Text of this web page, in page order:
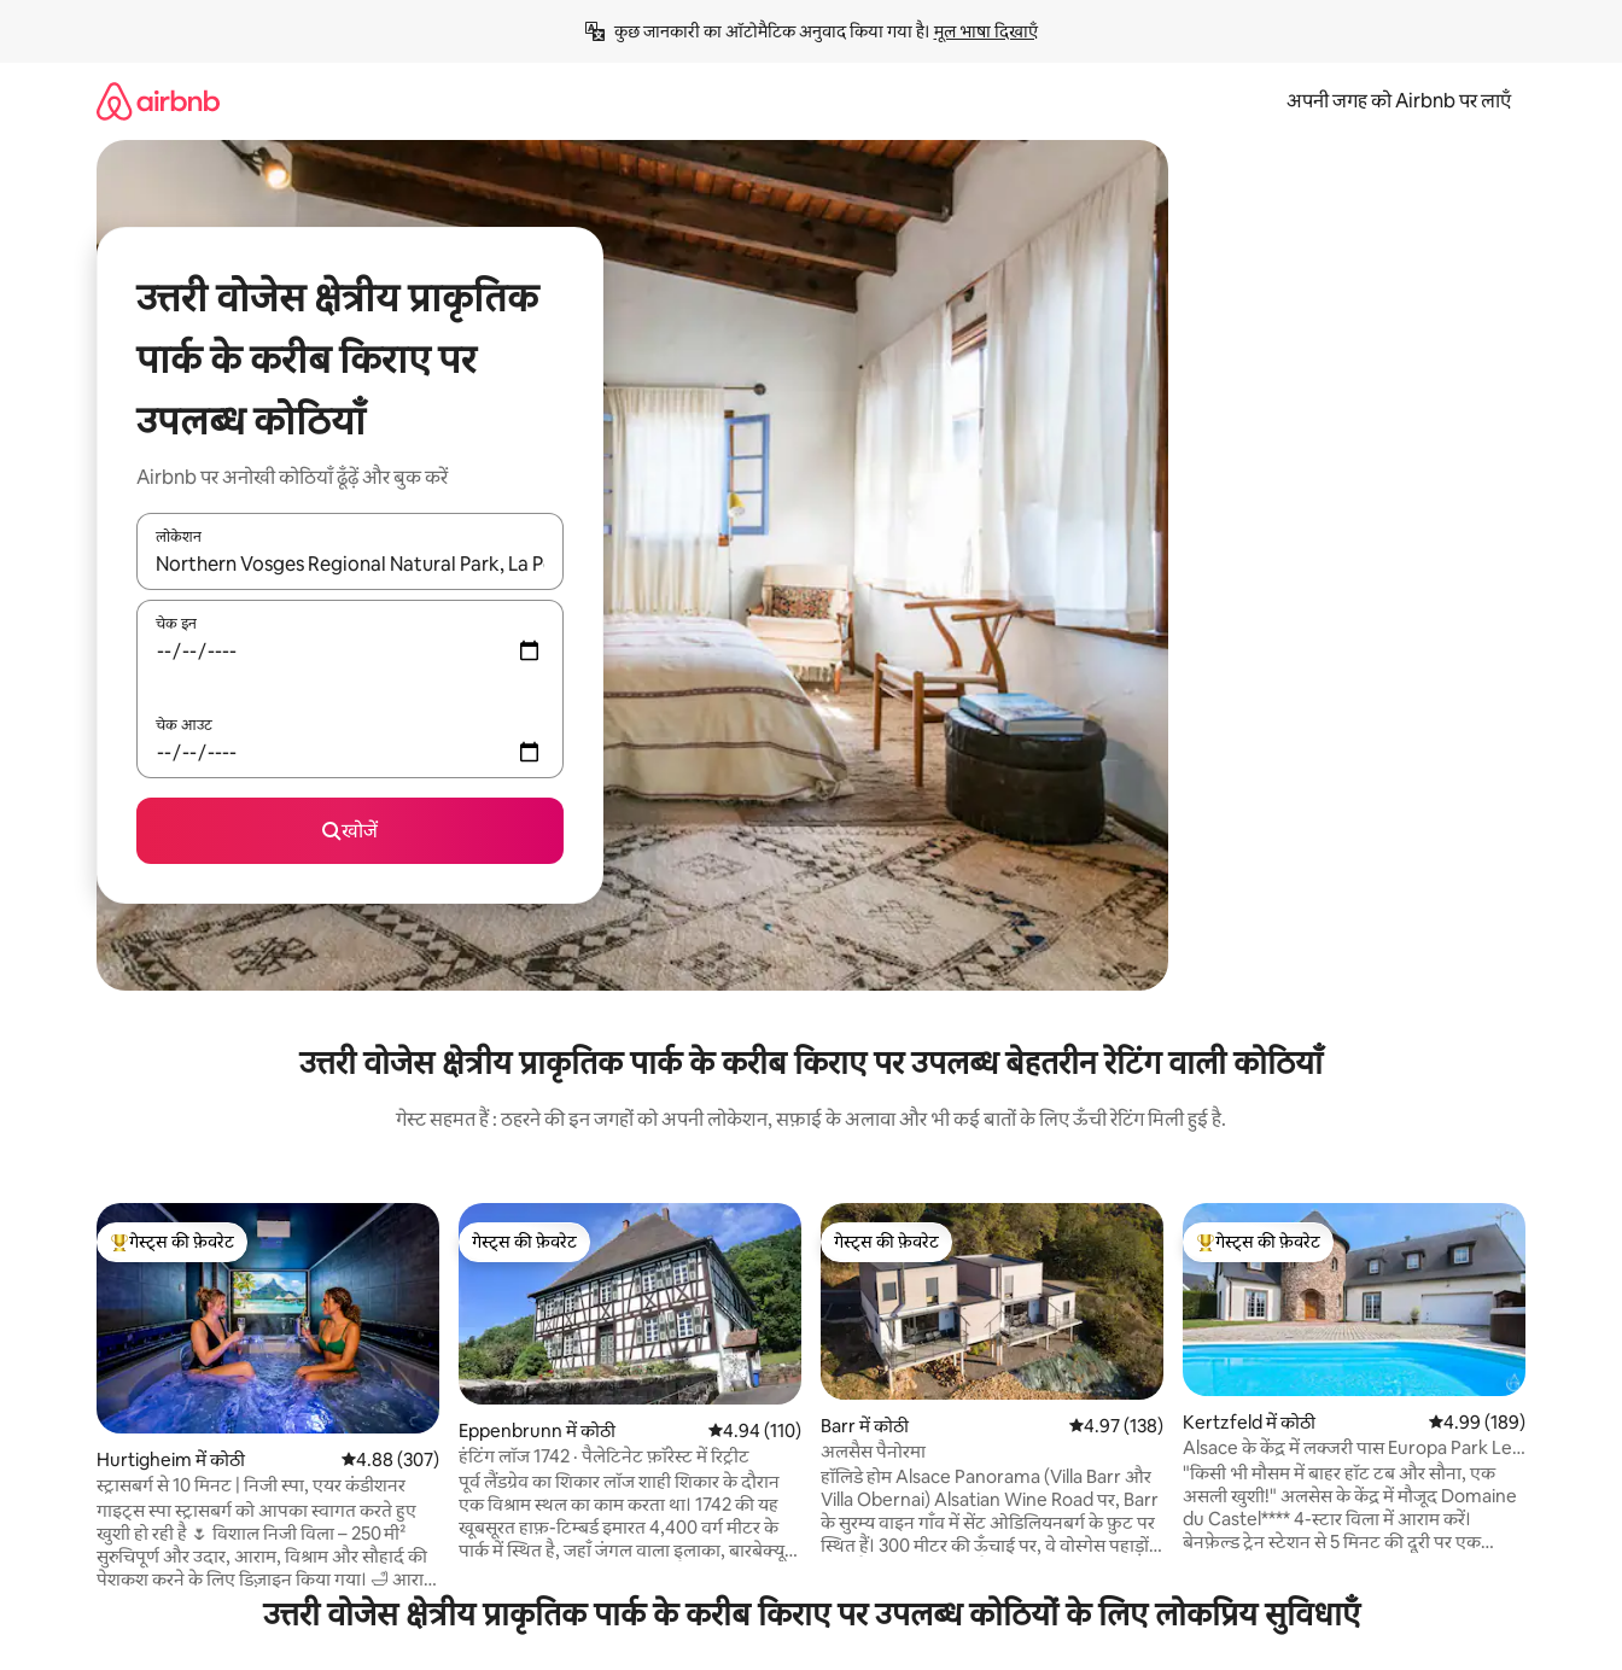
कुछ जानकारी का ऑटोमैटिक अनुवाद किया गया है। मूल भाषा दिखाएँ
अपनी जगह को Airbnb पर लाएँ
उत्तरी वोजेस क्षेत्रीय प्राकृतिक
पार्क के करीब किराए पर
उपलब्ध कोठियाँ
Airbnb पर अनोखी कोठियाँ ढूँढ़ें और बुक करें
लोकेशन
नतीजों के उपलब्ध होने पर, अप और डाउन 'ऐरो की' का इस्तेमाल करके नेविगेट करें या टच या फिर स्वाइप जेस्चर का इस्तेमाल करके एक्सप्लोर करें।
चेक इन
चेक आउट
खोजें
उत्तरी वोजेस क्षेत्रीय प्राकृतिक पार्क के करीब किराए पर उपलब्ध बेहतरीन रेटिंग वाली कोठियाँ
गेस्ट सहमत हैं : ठहरने की इन जगहों को अपनी लोकेशन, सफ़ाई के अलावा और भी कई बातों के लिए ऊँची रेटिंग मिली हुई है.
गेस्ट्स का टॉप फ़ेवरेट
गेस्ट्स की फ़ेवरेट
Hurtigheim में कोठी औसत रेटिंग 5 में से 4.88, 307 समीक्षाएँ
4.88 (307)
स्ट्रासबर्ग से 10 मिनट | निजी स्पा, एयर कंडीशनर
गाइट्स स्पा स्ट्रासबर्ग को आपका स्वागत करते हुए
खुशी हो रही है 🌷 विशाल निजी विला – 250 मी²
सुरुचिपूर्ण और उदार, आराम, विश्राम और सौहार्द की
पेशकश करने के लिए डिज़ाइन किया गया। 🛁 आराम
के लिए जगह और आराम के लिए खासतौर पर बनाए
गेस्ट्स की फ़ेवरेट
गेस्ट्स की फ़ेवरेट
Eppenbrunn में कोठी औसत रेटिंग 5 में से 4.94, 110 समीक्षाएँ
4.94 (110)
हंटिंग लॉज 1742 · पैलेटिनेट फ़ॉरेस्ट में रिट्रीट
पूर्व लैंडग्रेव का शिकार लॉज शाही शिकार के दौरान
एक विश्राम स्थल का काम करता था। 1742 की यह
खूबसूरत हाफ़-टिम्बर्ड इमारत 4,400 वर्ग मीटर के
पार्क में स्थित है, जहाँ जंगल वाला इलाका, बारबेक्यू
में एक शानदार किचन, विशाल, रोशन लिविंग,
डाइनिंग और सोने की जगहें, आरामदायक बाथरूम,
लाइब्रेरी वाला एक प्लेरूम और एक बिलियर्ड रूम
गेस्ट्स की फ़ेवरेट
गेस्ट्स की फ़ेवरेट
Barr में कोठी औसत रेटिंग 5 में से 4.97, 138 समीक्षाएँ
4.97 (138)
अलसैस पैनोरमा
हॉलिडे होम Alsace Panorama (Villa Barr और
Villa Obernai) Alsatian Wine Road पर, Barr
के सुरम्य वाइन गाँव में सेंट ओडिलियनबर्ग के फ़ुट पर
स्थित हैं। 300 मीटर की ऊँचाई पर, वे वोस्गेस पहाड़ों,
नज़ारा पेश करते हैं। अलसैस के बीचों - बीच, उनकी
लोकेशन इस क्षेत्र का दौरा करने के लिहाज़ से बिल्कुल
गेस्ट्स का टॉप फ़ेवरेट
गेस्ट्स की फ़ेवरेट
Kertzfeld में कोठी औसत रेटिंग 5 में से 4.99,
4.99 (189)
Alsace के केंद्र में लक्जरी पास Europa Park Le
Domaine du Castel Piscine & Spa
"किसी भी मौसम में बाहर हॉट टब और सौना, एक
असली खुशी!" अलसेस के केंद्र में मौजूद Domaine
du Castel**** 4-स्टार विला में आराम करें।
बेनफ़ेल्ड ट्रेन स्टेशन से 5 मिनट की दूरी पर एक
जाती है ओबरने और सेलेस्टैट के पास मौजूद यह
छोटा-सा "शैटो" सबसे खूबसूरत पर्यटन स्थलों,
उत्तरी वोजेस क्षेत्रीय प्राकृतिक पार्क के करीब किराए पर उपलब्ध कोठियों के लिए लोकप्रिय सुविधाएँ